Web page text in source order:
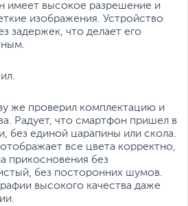
Система распознавания
лица, Цифровой компас
Расширение
оперативной памяти до
16 ГБ
Три уровня подсветки
селфи-камеры
Энергоемкий
аккумулятор
имеет высокое разрешение и
изображения. Устройство
задержек, что делает его
же проверил комплектацию и
Радует, что смартфон пришел в
без единой царапины или скола.
все цвета корректно,
прикосновения без
без посторонних шумов.
высокого качества даже